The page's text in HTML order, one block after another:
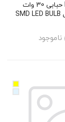
لامپ LED حبابی 30 وات
پارمیس مدل SMD LED BULB
ناموجود